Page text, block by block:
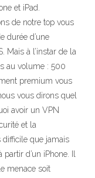
et iPad.
de notre top vous
durée d’une
Mais à l’instar de la
au volume : 500
premium vous
vous dirons quel
avoir un VPN
et la
difficile que jamais
d’un iPhone. Il
menace soit